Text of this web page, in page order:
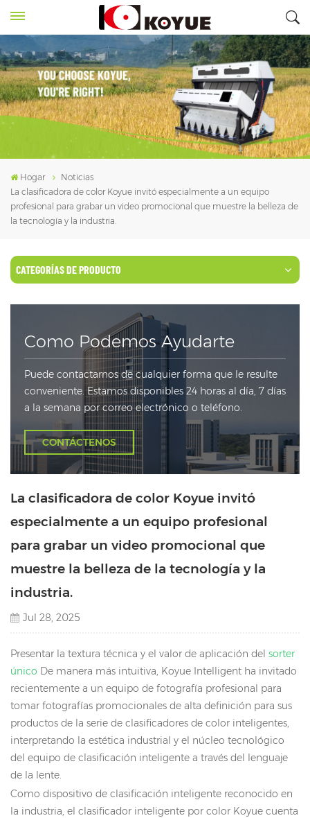
Hogar
Noticias
La clasificadora de color Koyue invitó especialmente a un equipo
profesional para grabar un video promocional que muestre la belleza de
la tecnología y la industria.
CATEGORÍAS DE PRODUCTO
Como Podemos Ayudarte
Puede contactarnos de cualquier forma que le resulte
conveniente. Estamos disponibles 24 horas al día, 7 días
a la semana por correo electrónico o teléfono.
CONTÁCTENOS
La clasificadora de color Koyue invitó
especialmente a un equipo profesional
para grabar un video promocional que
muestre la belleza de la tecnología y la
industria.
Jul 28, 2025
Presentar la textura técnica y el valor de aplicación del sorter
único De manera más intuitiva, Koyue Intelligent ha invitado
recientemente a un equipo de fotografía profesional para
tomar fotografías promocionales de alta definición para sus
productos de la serie de clasificadores de color inteligentes,
interpretando la estética industrial y el núcleo tecnológico
del equipo de clasificación inteligente a través del lenguaje
de la lente.
Como dispositivo de clasificación inteligente reconocido en
la industria, el clasificador inteligente por color Koyue cuenta